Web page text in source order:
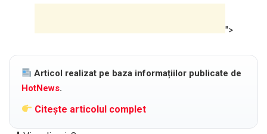
">
Articol realizat pe baza informațiilor publicate de
HotNews.
Citește articolul complet